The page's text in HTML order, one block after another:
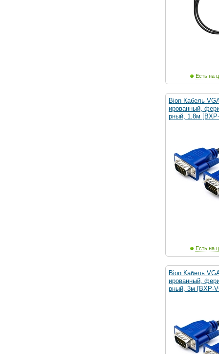
Есть на
Bion Кабель
ированный,
рный, 1.8м
Есть на
Bion Кабель
ированный,
рный, 3м [BXP-